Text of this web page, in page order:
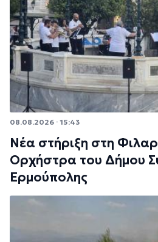
08.08.2026 · 15:43
Νέα στήριξη στη
Ορχήστρα του Δήμου
Ερμούπολης